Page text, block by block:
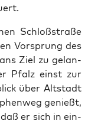
Schloßs­traße
Vor­sprung des
Ziel zu gelan­
Pfalz einst zur
über Alt­stadt
genießt,
er sich in ein­